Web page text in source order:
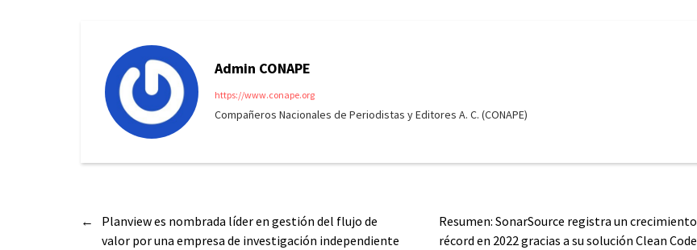
Admin CONAPE
https://www.conape.org
Compañeros Nacionales de Periodistas y Editores A. C. (CONAPE)
←
Planview es nombrada líder en gestión del flujo de
valor por una empresa de investigación independiente
Resumen: SonarSource registra un crecimiento
récord en 2022 gracias a su solución Clean Code